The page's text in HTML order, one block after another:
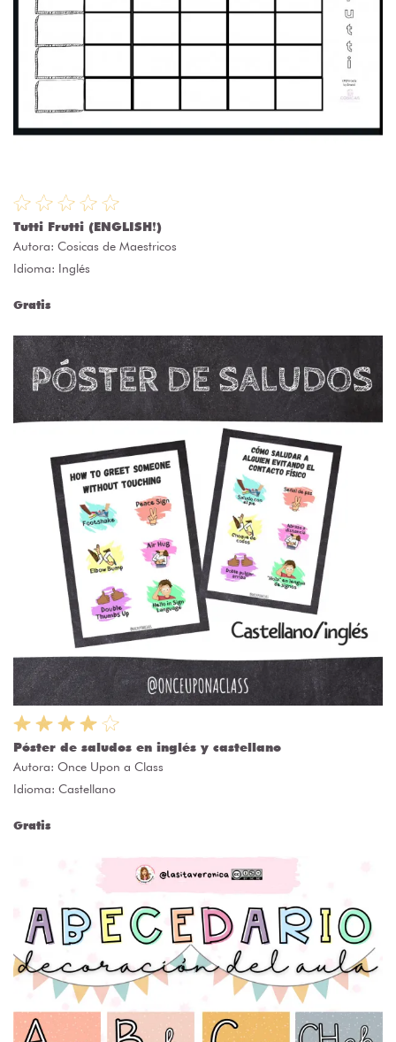
Tutti Frutti (ENGLISH❗)
Autora: Cosicas de Maestricos
Idioma: Inglés
Gratis
Póster de saludos en inglés y castellano
Autora: Once Upon a Class
Idioma: Castellano
Gratis